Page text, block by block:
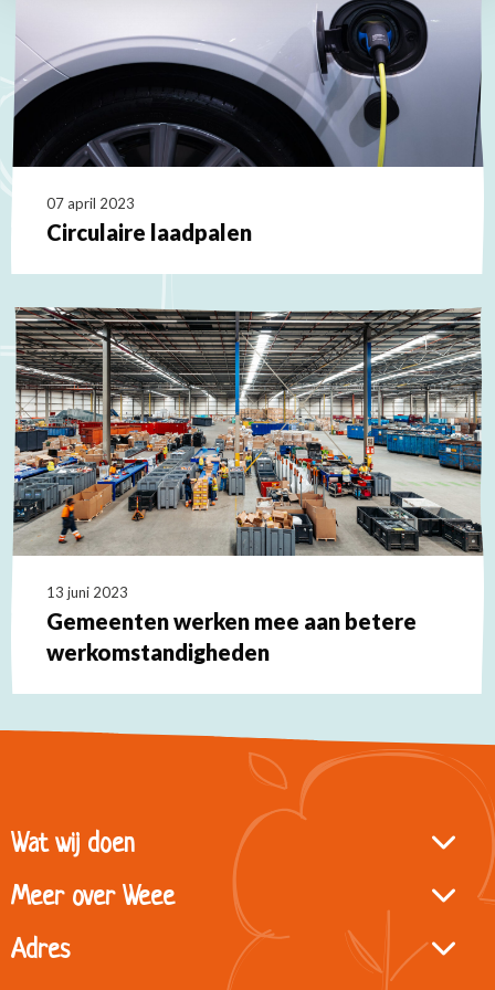
07 april 2023
Circulaire laadpalen
meer
over
13 juni 2023
Gemeenten werken mee aan betere
werkomstandigheden
meer
Site
footer
Wat wij doen
Meer over Weee
Adres